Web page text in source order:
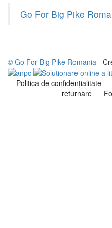
Go For Big Pike
© Go For Big Pike Romania -
Politica de confidenţialitate
returnare